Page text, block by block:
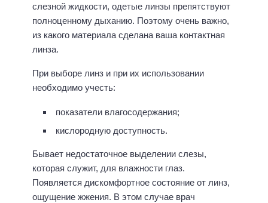
слезной жидкости, одетые линзы препятствуют
полноценному дыханию. Поэтому очень важно,
из какого материала сделана ваша контактная
линза.
При выборе линз и при их использовании
необходимо учесть:
показатели влагосодержания;
кислородную доступность.
Бывает недостаточное выделении слезы,
которая служит, для влажности глаз.
Появляется дискомфортное состояние от линз,
ощущение жжения. В этом случае врач